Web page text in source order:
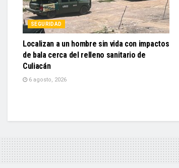
SEGURIDAD
Localizan a un hombre sin vida con impactos
de bala cerca del relleno sanitario de
Culiacán
6 agosto, 2026